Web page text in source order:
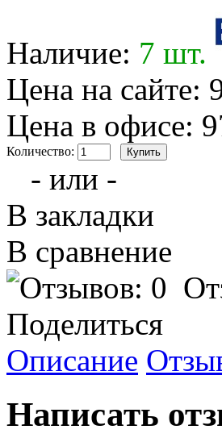
Наличие: 7 шт.
Цена на сайте:
Цена в офисе:
Количество:
- или -
В закладки
В сравнение
Поделиться
Описание
Написать